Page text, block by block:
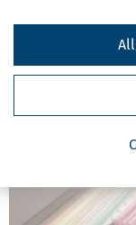
sich wehren?